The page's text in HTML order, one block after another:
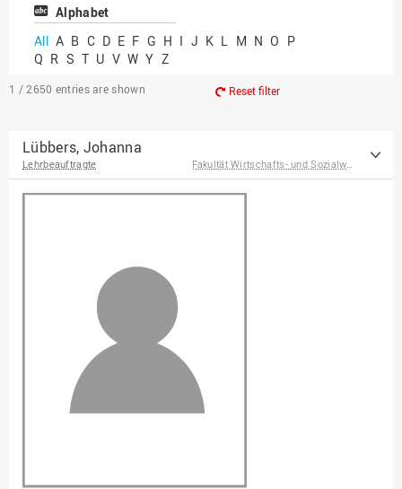
Center for International
Chancengerechtigkeit
eLearning Competence
EU-Büro
Fakultät
Agrarwissenschaften und
und Informatik
Fakultät Management,
Kultur und Technik
Fakultät Wirtschafts- und
Sozialwissenschaften
Finanzen
Professor*innen im
Alphabet
All A B C D E F G H I J K L M N O P
Q R S T U V W Y Z
1 / 2650 entries are shown Reset filter
Lübbers, Johanna
Lehrbeauftragte